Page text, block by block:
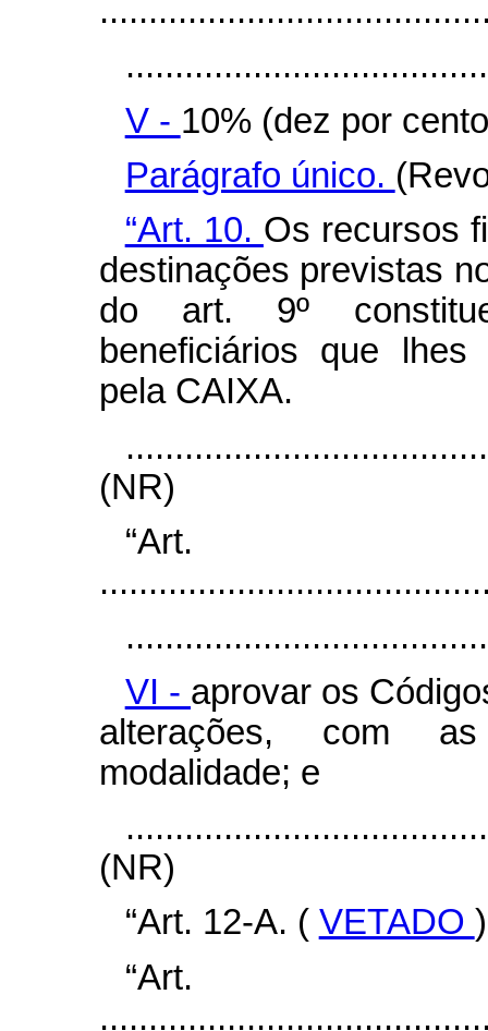
V - 10% (dez por
Parágrafo único.
“Art. 10. Os recursos
destinações previstas
do art. 9º
beneficiários que
pela CAIXA.
(NR)
VI - aprovar os
alterações, com
modalidade; e
(NR)
“Art. 12-A. ( VETADO